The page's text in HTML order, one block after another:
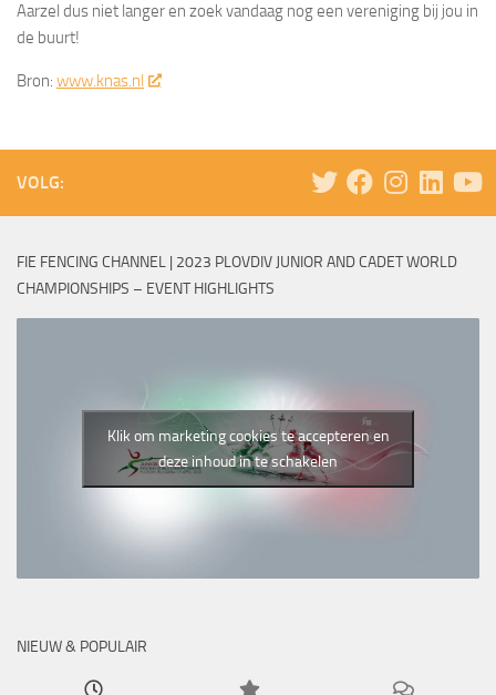
Aarzel dus niet langer en zoek vandaag nog een vereniging bij jou in
de buurt!
Bron: www.knas.nl
VOLG:
FIE FENCING CHANNEL | 2023 PLOVDIV JUNIOR AND CADET WORLD
CHAMPIONSHIPS – EVENT HIGHLIGHTS
Klik om marketing cookies te accepteren en
deze inhoud in te schakelen
NIEUW & POPULAIR